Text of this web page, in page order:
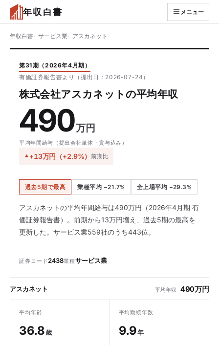
年収白書 メニュー
年収白書 サービス業 アスカネット
第31期（2026年4月期）
有価証券報告書より（提出日：2026-07-24）
株式会社アスカネットの平均年収
490万円
平均年間給与（提出会社単体・賞与込み）
+13万円（+2.9%）前期比
過去5期で最高 業種平均 −21.7% 全上場平均 −29.3%
アスカネットの平均年間給与は490万円（2026年4月期 有
価証券報告書）。前期から13万円増え、過去5期の最高を
更新した。サービス業559社のうち443位。
証券コード2438業種サービス業
アスカネット 平均年収 490万円
平均年齢
36.8歳
平均勤続年数
9.9年